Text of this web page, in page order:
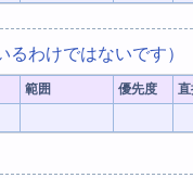
わけではないです）
範囲 優先度